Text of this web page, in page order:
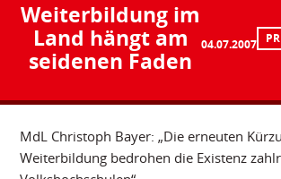
Weiterbildung im
Land hängt am
seidenen Faden
04.07.2007
MdL Christoph Bayer: „Die erneuten
Weiterbildung bedrohen die Existenz